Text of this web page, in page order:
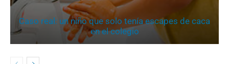
Caso real: un niño que solo tenía escapes de caca
en el colegio